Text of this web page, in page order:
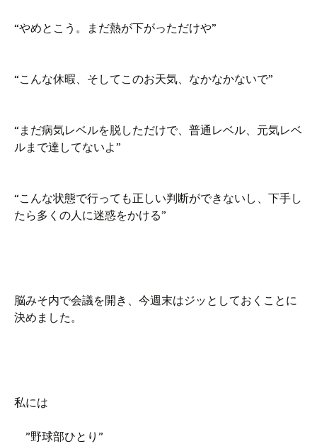
“やめとこう。まだ熱が下がっただけや”
“こんな休暇、そしてこのお天気、なかなかないで”
“まだ病気レベルを脱しただけで、普通レベル、元気レベ
ルまで達してないよ”
“こんな状態で行っても正しい判断ができないし、下手し
たら多くの人に迷惑をかける”
脳みそ内で会議を開き、今週末はジッとしておくことに
決めました。
私には
”野球部ひとり”